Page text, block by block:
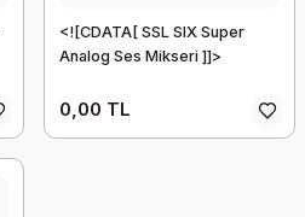
<![CDATA[ SSL SIX Super
Analog Ses Mikseri ]]>
0,00 TL